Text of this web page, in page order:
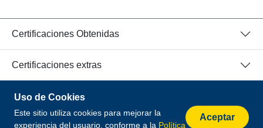
Certificaciones Obtenidas
Certificaciones extras
© 2026 Todos los Derechos Reservados.
Desarrollado por
Uso de Cookies
Este sitio utiliza cookies para mejorar la
experiencia del usuario, conforme a la Política
Aceptar